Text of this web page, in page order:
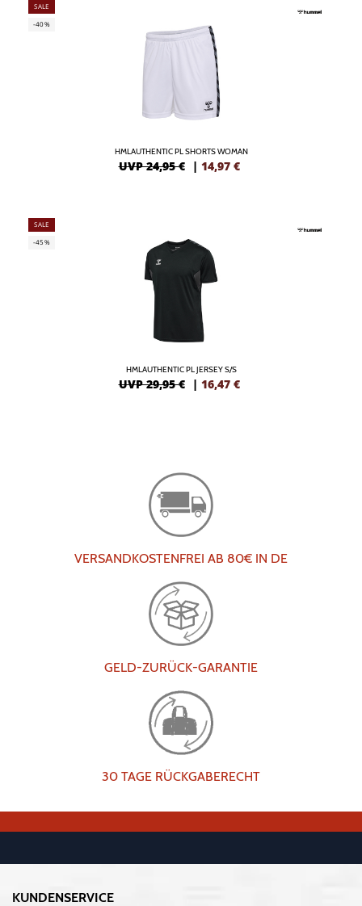
SALE
-40%
HMLAUTHENTIC PL SHORTS WOMAN
UVP 24,95 € | 14,97 €
SALE
-45%
HMLAUTHENTIC PL JERSEY S/S
UVP 29,95 € | 16,47 €
VERSANDKOSTENFREI AB 80€ IN DE
GELD-ZURÜCK-GARANTIE
30 TAGE RÜCKGABERECHT
KUNDENSERVICE